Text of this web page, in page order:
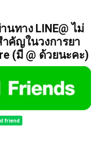
ทาง LINE@ ไม่
คัญในวงการยา
(มี @ ด้วยนะคะ)